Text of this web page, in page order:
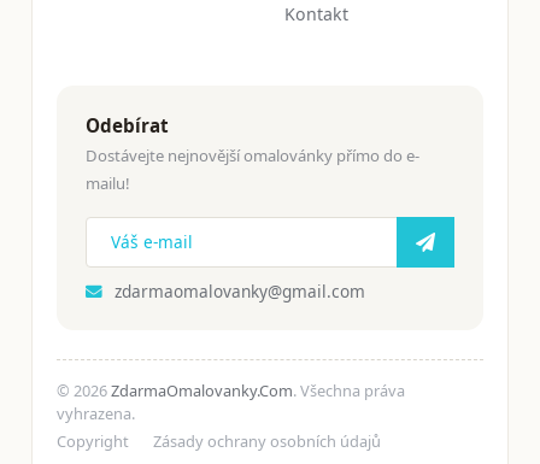
Kontakt
Odebírat
Dostávejte nejnovější omalovánky přímo do e-
mailu!
zdarmaomalovanky@gmail.com
© 2026ZdarmaOmalovanky.Com. Všechna práva
vyhrazena.
Copyright
Zásady ochrany osobních údajů